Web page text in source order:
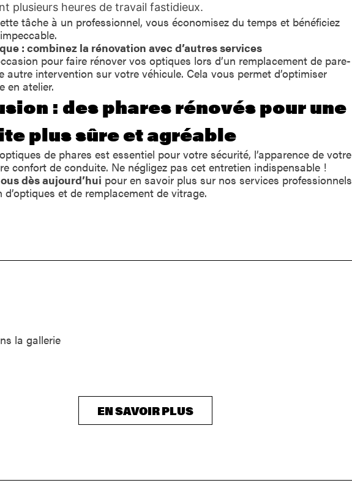
plusieurs heures de travail fastidieux.
tâche à un professionnel, vous économisez du temps et bénéficiez
: combinez la rénovation avec d’autres services
pour faire rénover vos optiques lors d’un remplacement de pare-
autre intervention sur votre véhicule. Cela vous permet d’optimiser
en atelier.
: des phares rénovés pour une
plus sûre et agréable
de phares est essentiel pour votre sécurité, l’apparence de votre
confort de conduite. Ne négligez pas cet entretien indispensable !
dès aujourd’hui pour en savoir plus sur nos services professionnels
et de remplacement de vitrage.
la gallerie
EN SAVOIR PLUS